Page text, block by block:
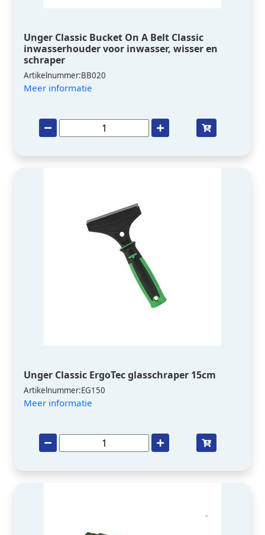
Unger Classic Bucket On A Belt Classic
inwasserhouder voor inwasser, wisser en
schraper
Artikelnummer:BB020
Meer informatie
Unger Classic ErgoTec glasschraper 15cm
Artikelnummer:EG150
Meer informatie